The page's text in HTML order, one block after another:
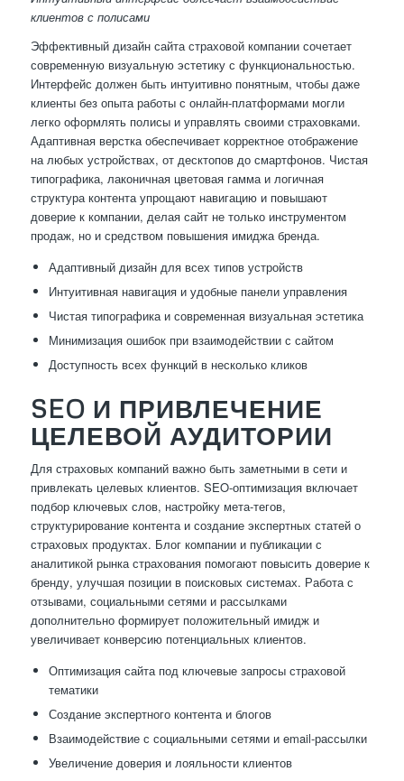
клиентов с полисами
Эффективный дизайн сайта страховой компании сочетает
современную визуальную эстетику с функциональностью.
Интерфейс должен быть интуитивно понятным, чтобы даже
клиенты без опыта работы с онлайн-платформами могли
легко оформлять полисы и управлять своими страховками.
Адаптивная верстка обеспечивает корректное отображение
на любых устройствах, от десктопов до смартфонов. Чистая
типографика, лаконичная цветовая гамма и логичная
структура контента упрощают навигацию и повышают
доверие к компании, делая сайт не только инструментом
продаж, но и средством повышения имиджа бренда.
Адаптивный дизайн для всех типов устройств
Интуитивная навигация и удобные панели управления
Чистая типографика и современная визуальная эстетика
Минимизация ошибок при взаимодействии с сайтом
Доступность всех функций в несколько кликов
SEO И ПРИВЛЕЧЕНИЕ
ЦЕЛЕВОЙ АУДИТОРИИ
Для страховых компаний важно быть заметными в сети и
привлекать целевых клиентов. SEO-оптимизация включает
подбор ключевых слов, настройку мета-тегов,
структурирование контента и создание экспертных статей о
страховых продуктах. Блог компании и публикации с
аналитикой рынка страхования помогают повысить доверие к
бренду, улучшая позиции в поисковых системах. Работа с
отзывами, социальными сетями и рассылками
дополнительно формирует положительный имидж и
увеличивает конверсию потенциальных клиентов.
Оптимизация сайта под ключевые запросы страховой
тематики
Создание экспертного контента и блогов
Взаимодействие с социальными сетями и email-рассылки
Увеличение доверия и лояльности клиентов